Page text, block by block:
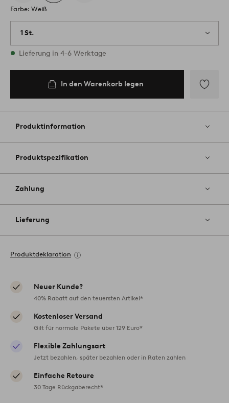
Farbe: Weiß
1 St.
Vorrätig
Lieferung in 4-6 Werktage
In den Warenkorb legen
Favoriten
Produktinformation
Produktspezifikation
Zahlung
Lieferung
Produktdeklaration
Neuer Kunde?
40% Rabatt auf den teuersten Artikel*
Kostenloser Versand
Gilt für normale Pakete über 129 Euro*
Flexible Zahlungsart
Jetzt bezahlen, später bezahlen oder in Raten zahlen
Einfache Retoure
30 Tage Rückgaberecht*